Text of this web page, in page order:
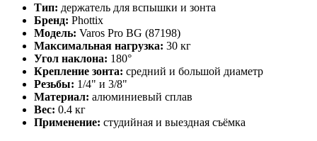
Тип: держатель для вспышки и зонта
Бренд: Phottix
Модель: Varos Pro BG (87198)
Максимальная нагрузка: 30 кг
Угол наклона: 180°
Крепление зонта: средний и большой диаметр
Резьбы: 1/4" и 3/8"
Материал: алюминиевый сплав
Вес: 0.4 кг
Применение: студийная и выездная съёмка